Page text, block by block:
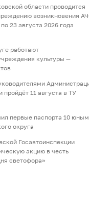
области проводится
возникновения
23 августа 2026 года
работают
культуры —
пройдёт 11 августа в ТУ
первые паспорта 10 юным
округа
Госавтоинспекции
акцию в честь
светофора»